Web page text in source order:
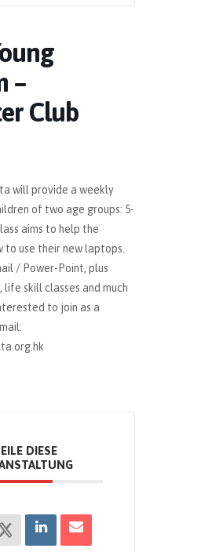
–
Club
will provide a weekly
of two age groups: 5-
aims to help the
to use their new laptops.
/ Power-Point, plus
skill classes and much
to join as a
DIESE